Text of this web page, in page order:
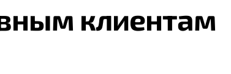
клиентам